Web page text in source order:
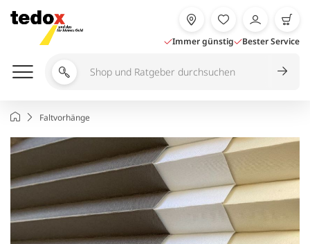
Inhalt
springen
Immer günstig Bester Service
Shop
durchsuchen
StartseiteFaltvorhänge